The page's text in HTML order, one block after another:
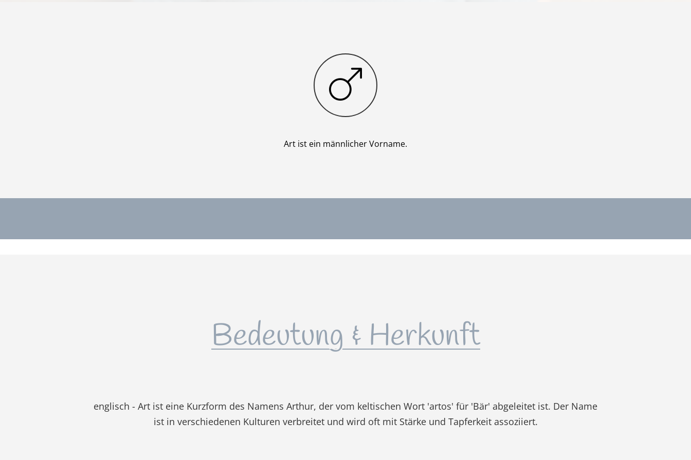
Junge
Art ist ein männlicher Vorname.
Bedeutung & Herkunft
englisch - Art ist eine Kurzform des Namens Arthur, der vom keltischen Wort 'artos' für 'Bär' abgeleitet ist. Der Name
ist in verschiedenen Kulturen verbreitet und wird oft mit Stärke und Tapferkeit assoziiert.